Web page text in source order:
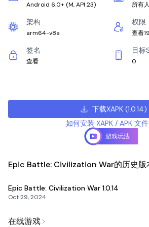
Android 6.0+ (M, API 23) 所有人
架构
arm64-v8a
权限
查看
签名
查看
目标
0
下载XAPK(1.0.14)
如何安装 XAPK / APK 文件
游戏玩法
Epic Battle: Civilization War的历史版
Epic Battle: Civilization War 1.0.14
Oct 29, 2024
在线游戏